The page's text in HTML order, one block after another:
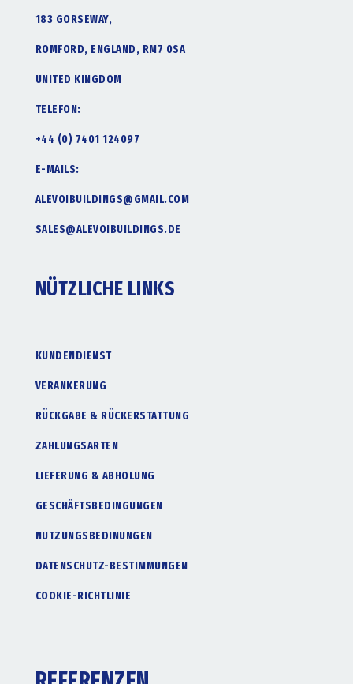
183 GORSEWAY,
ROMFORD, ENGLAND, RM7 0SA
UNITED KINGDOM
TELEFON:
+44 (0) 7401 124097
E-MAILS:
ALEVOIBUILDINGS@GMAIL.COM
SALES@ALEVOIBUILDINGS.DE
NÜTZLICHE LINKS
KUNDENDIENST
VERANKERUNG
RÜCKGABE & RÜCKERSTATTUNG
ZAHLUNGSARTEN
LIEFERUNG & ABHOLUNG
GESCHÄFTSBEDINGUNGEN
NUTZUNGSBEDINUNGEN
DATENSCHUTZ-BESTIMMUNGEN
COOKIE-RICHTLINIE